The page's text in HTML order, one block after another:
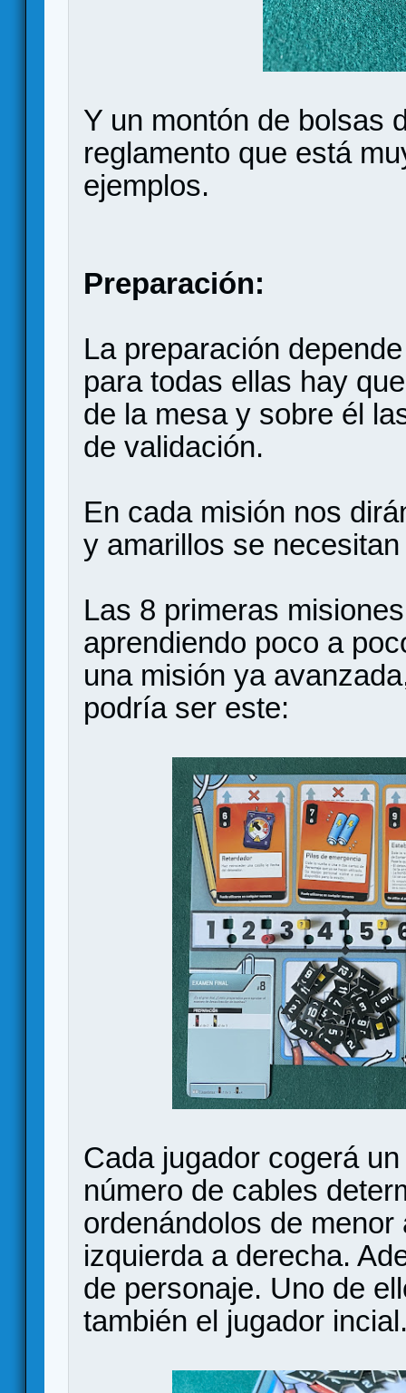
Y un montón de bolsas
reglamento que está
ejemplos.
Preparación:
La preparación
para todas ellas hay
de la mesa y sobre él
de validación.
En cada misión nos
y amarillos se
Las 8 primeras
aprendiendo poco a
una misión ya
podría ser este:
Cada jugador cogerá
número de cables
ordenándolos de
izquierda a derecha.
de personaje. Uno de
también el jugador